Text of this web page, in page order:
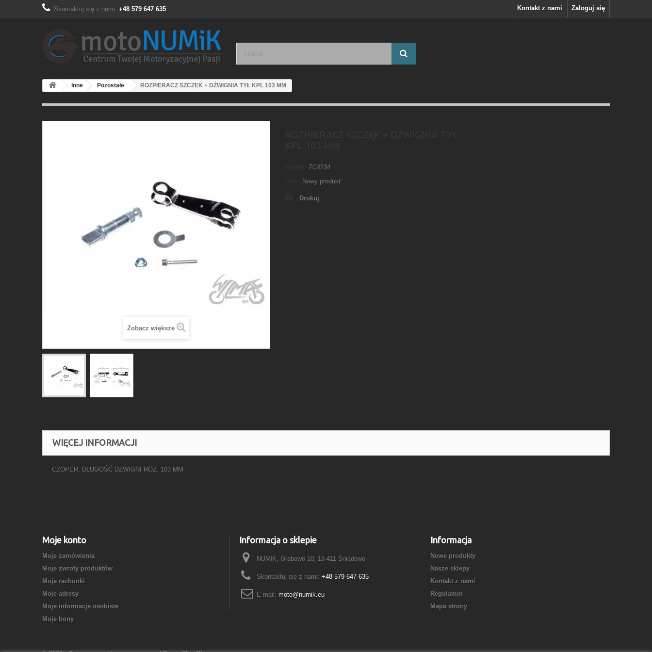
Zaloguj się
Kontakt z nami
Skontaktuj się z nami: +48 579 647 635
Inne Pozostałe ROZPIERACZ SZCZĘK + DŹWIGNIA TYŁ KPL 103 MM
Zobacz większe
ZC4234
Nowy produkt
Drukuj
WIĘCEJ INFORMACJI
CZOPER, DŁUGOŚĆ DZWIGNI ROZ. 103 MM
Moje konto
Moje zamówienia
Moje zwroty produktów
Moje rachunki
Moje adresy
Moje informacje osobiste
Moje bony
Informacja o sklepie
NUMiK, Grabowo 10, 18-411 Śniadowo
Skontaktuj się z nami: +48 579 647 635
E-mail: moto@numik.eu
Informacja
Nowe produkty
Nasze sklepy
Kontakt z nami
Regulamin
Mapa strony